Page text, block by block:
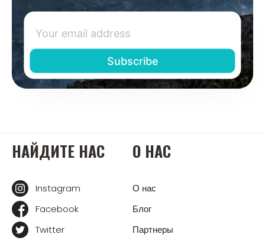
НАЙДИТЕ НАС
Instagram
Facebook
Twitter
О НАС
О нас
Блог
Партнеры